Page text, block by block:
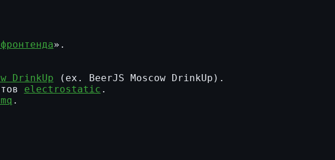
».
DrinkUp (ex. BeerJS Moscow DrinkUp).
electrostatic .
.